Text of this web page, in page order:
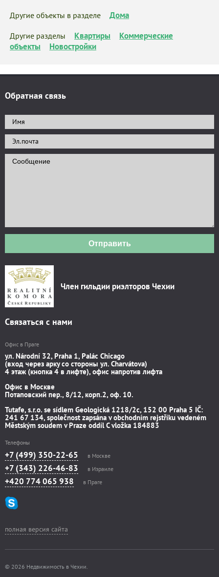
Другие объекты в разделе Дома
Другие разделы Квартиры
Коммерческие
объекты
Новостройки
Обратная связь
Отправить
Член гильдии риэлторов Чехии
Связаться с нами
Офис в Праге
ул. Národní 32, Praha 1, Palác Chicago
(вход через арку со стороны ул. Charvátova)
4 этаж (кнопка 4 в лифте), офис напротив лифта
Офис в Москве
Потаповский пер., 8/12, корп.2, оф. 10.
Tutafe, s.r.o. se sídlem Geologická 1218/2c, 152 00 Praha 5 IČ:
241 67 134, společnost zapsána v obchodním rejstříku vedeném
Městským soudem v Praze oddíl C vložka 184883
Телефоны
+7 (499) 350-22-65 в Москве
+7 (343) 226-46-83 в Израиле
+420 774 065 938 в Праге
полная версия сайта
© 2026 Недвижимость в Чехии.